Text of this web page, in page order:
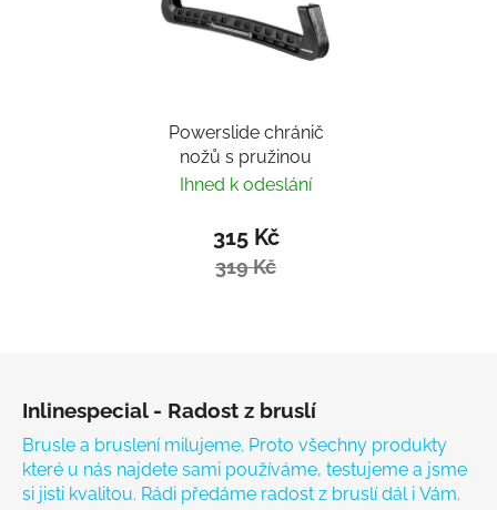
Powerslide chránič
nožů s pružinou
Ihned k odeslání
315 Kč
319 Kč
Inlinespecial - Radost z bruslí
Brusle a bruslení milujeme. Proto všechny produkty
které u nás najdete sami používáme, testujeme a jsme
si jisti kvalitou. Rádi předáme radost z bruslí dál i Vám.